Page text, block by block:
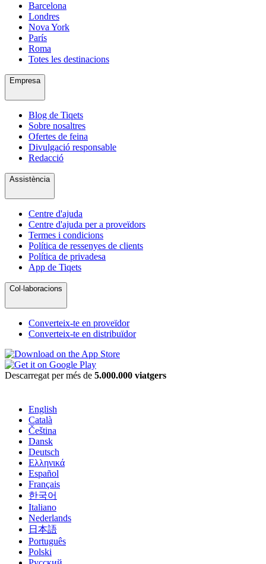
Barcelona
Londres
Nova York
París
Roma
Totes les destinacions
Empresa
Blog de Tiqets
Sobre nosaltres
Ofertes de feina
Divulgació responsable
Redacció
Assistència
Centre d'ajuda
Centre d'ajuda per a proveïdors
Termes i condicions
Política de ressenyes de clients
Política de privadesa
App de Tiqets
Col·laboracions
Converteix-te en proveïdor
Converteix-te en distribuïdor
Descarregat per més de 5.000.000 viatgers
English
Català
Čeština
Dansk
Deutsch
Ελληνικά
Español
Français
한국어
Italiano
Nederlands
日本語
Português
Polski